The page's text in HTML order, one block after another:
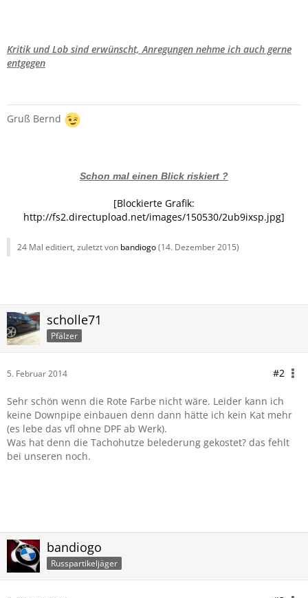
Kritik und Lob sind erwünscht, Anregungen nehme ich auch gerne
entgegen
Gruß Bernd
Schon mal einen Blick riskiert ?
[Blockierte Grafik:
http://fs2.directupload.net/images/150530/2ub9ixsp.jpg]
24 Mal editiert, zuletzt von bandiogo(14. Dezember 2015)
scholle71
Pfälzer
5. Februar 2014 #2
Sehr schön wenn die Rote Farbe nicht wäre. Leider kann ich
keine Downpipe einbauen denn dann hätte ich kein Kat mehr
(es lebe das vfl ohne DPF ab Werk).
Was hat denn die Tachohutze belederung gekostet? das fehlt
bei unseren noch.
bandiogo
Russpartikeljäger